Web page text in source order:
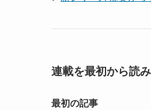
連載を最初から読
最初の記事